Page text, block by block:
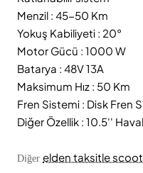
Menzil : 45-50 Km
Yokuş Kabiliyeti : 20°
Motor Gücü : 1000 W
Batarya : 48V 13A
Maksimum Hız : 50 Km
Fren Sistemi : Disk Fren
Diğer Özellik : 10.5''
Diğer elden taksitle